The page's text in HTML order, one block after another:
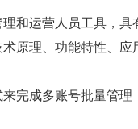
和运营人员工具，
原理、功能特性、
完成多账号批量管